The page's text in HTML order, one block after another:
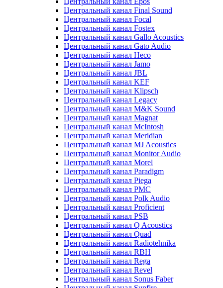
Центральный канал Final Sound
Центральный канал Focal
Центральный канал Fostex
Центральный канал Gallo Acoustics
Центральный канал Gato Audio
Центральный канал Heco
Центральный канал Jamo
Центральный канал JBL
Центральный канал KEF
Центральный канал Klipsch
Центральный канал Legacy
Центральный канал M&K Sound
Центральный канал Magnat
Центральный канал McIntosh
Центральный канал Meridian
Центральный канал MJ Acoustics
Центральный канал Monitor Audio
Центральный канал Morel
Центральный канал Paradigm
Центральный канал Piega
Центральный канал PMC
Центральный канал Polk Audio
Центральный канал Proficient
Центральный канал PSB
Центральный канал Q Acoustics
Центральный канал Quad
Центральный канал Radiotehnika
Центральный канал RBH
Центральный канал Rega
Центральный канал Revel
Центральный канал Sonus Faber